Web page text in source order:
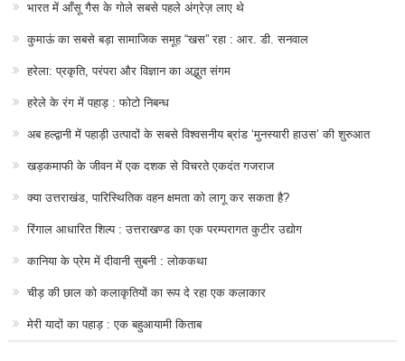
भारत में आँसू गैस के गोले सबसे पहले अंग्रेज़ लाए थे
कुमाऊं का सबसे बड़ा सामाजिक समूह “खस” रहा : आर. डी. सनवाल
हरेला: प्रकृति, परंपरा और विज्ञान का अद्भुत संगम
हरेले के रंग में पहाड़ : फोटो निबन्ध
अब हल्द्वानी में पहाड़ी उत्पादों के सबसे विश्वसनीय ब्रांड ‘मुनस्यारी हाउस’ की शुरुआत
खड़कमाफी के जीवन में एक दशक से विचरते एकदंत गजराज
क्या उत्तराखंड, पारिस्थितिक वहन क्षमता को लागू कर सकता है?
रिंगाल आधारित शिल्प : उत्तराखण्ड का एक परम्परागत कुटीर उद्योग
कानिया के प्रेम में दीवानी सुबनी : लोककथा
चीड़ की छाल को कलाकृतियों का रूप दे रहा एक कलाकार
मेरी यादों का पहाड़ : एक बहुआयामी किताब